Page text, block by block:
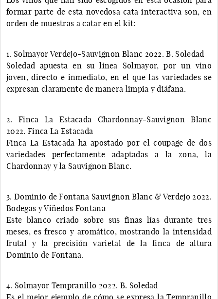
formar parte de esta novedosa cata interactiva son, en
orden de muestras a catar en el kit:
1. Solmayor Verdejo-Sauvignon Blanc 2022. B. Soledad
Soledad apuesta en su línea Solmayor, por un vino
joven, directo e inmediato, en el que las variedades se
expresan claramente de manera limpia y diáfana.
2. Finca La Estacada Chardonnay-Sauvignon Blanc
2022. Finca La Estacada
Finca La Estacada ha apostado por el coupage de dos
variedades perfectamente adaptadas a la zona, la
Chardonnay y la Sauvignon Blanc.
3. Dominio de Fontana Sauvignon Blanc & Verdejo 2022.
Bodegas y Viñedos Fontana
Este blanco criado sobre sus finas lías durante tres
meses, es fresco y aromático, mostrando la intensidad
frutal y la precisión varietal de la finca de altura
Dominio de Fontana.
4. Solmayor Tempranillo 2022. B. Soledad
Es el mejor ejemplo de cómo se expresa la Tempranillo